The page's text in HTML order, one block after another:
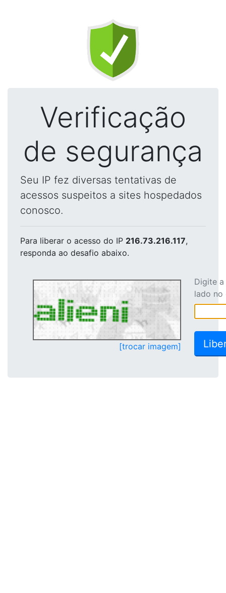
Verificação
de segurança
Seu IP fez diversas tentativas de
acessos suspeitos a sites hospedados
conosco.
Para liberar o acesso do IP 216.73.216.117,
responda ao desafio abaixo.
[trocar imagem]
Digite
lado no